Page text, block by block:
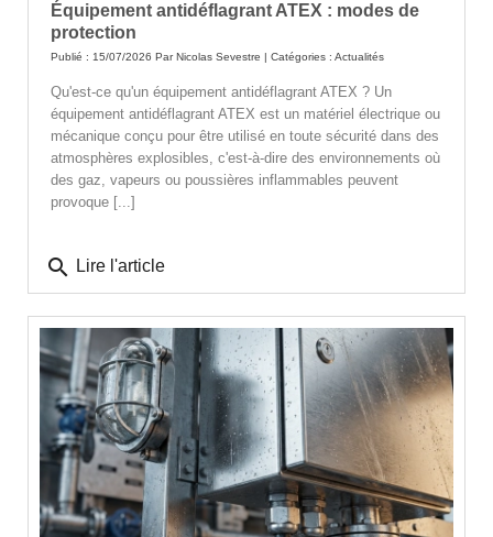
Équipement antidéflagrant ATEX : modes de
protection
Publié : 15/07/2026 ParNicolas Sevestre | Catégories : Actualités
Qu'est-ce qu'un équipement antidéflagrant ATEX ? Un
équipement antidéflagrant ATEX est un matériel électrique ou
mécanique conçu pour être utilisé en toute sécurité dans des
atmosphères explosibles, c'est-à-dire des environnements où
des gaz, vapeurs ou poussières inflammables peuvent
provoque [...]
search Lire l'article